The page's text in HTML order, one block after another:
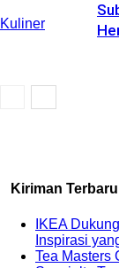
Kuliner
Kiriman Terbaru
IKEA
Inspirasi
Tea Masters